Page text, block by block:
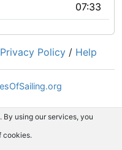
07:33
Privacy Policy / Help
using our services, you
cookies.